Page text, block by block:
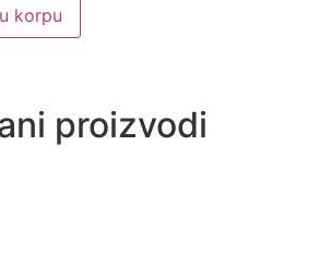
korpu
proizvodi